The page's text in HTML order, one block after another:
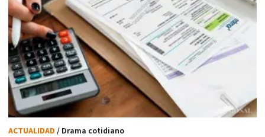
ACTUALIDAD / Drama cotidiano